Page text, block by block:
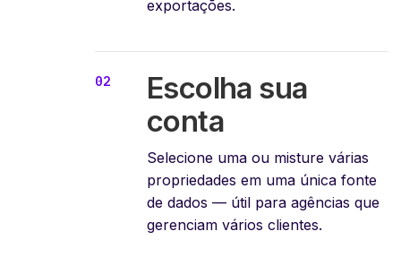
exportações.
Escolha sua
conta
Selecione uma ou misture várias
propriedades em uma única fonte
de dados — útil para agências que
gerenciam vários clientes.